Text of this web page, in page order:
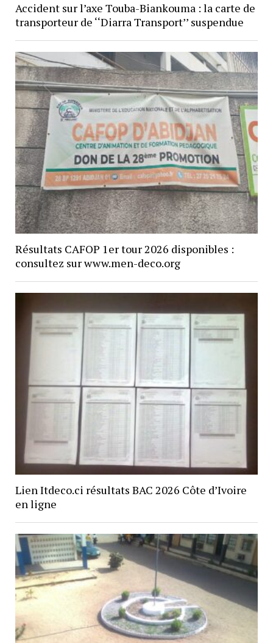
Accident sur l’axe Touba-Biankouma : la carte de
transporteur de ‘‘Diarra Transport’’ suspendue
Résultats CAFOP 1er tour 2026 disponibles :
consultez sur www.men-deco.org
Lien Itdeco.ci résultats BAC 2026 Côte d’Ivoire
en ligne